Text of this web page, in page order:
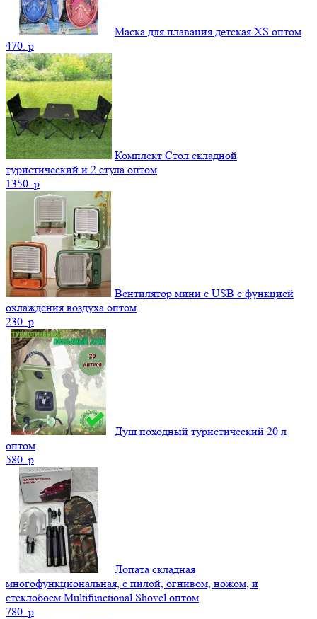
Маска для плавания детская XS оптом
470. p
Комплект Стол складной
туристический и 2 стула оптом
1350. p
Вентилятор мини с USB с функцией
охлаждения воздуха оптом
230. p
Душ походный туристический 20 л
оптом
580. p
Лопата складная
многофункциональная, с пилой, огнивом, ножом, и
стеклобоем Multifunctional Shovel оптом
780. p